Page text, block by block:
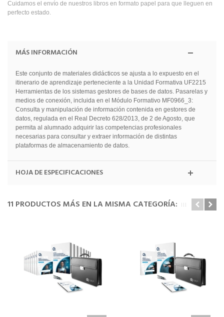
Cuidamos el envío de nuestros libros en formato papel para que lleguen en
perfecto estado.
MÁS INFORMACIÓN
Este conjunto de materiales didácticos se ajusta a lo expuesto en el
itinerario de aprendizaje perteneciente a la Unidad Formativa UF2215
Herramientas de los sistemas gestores de bases de datos. Pasarelas y
medios de conexión, incluida en el Módulo Formativo MF0966_3:
Consulta y manipulación de información contenida en gestores de
datos, regulada en el Real Decreto 628/2013, de 2 de Agosto, que
permita al alumnado adquirir las competencias profesionales
necesarias para consultar y extraer información de distintas
plataformas de almacenamiento de datos.
HOJA DE ESPECIFICACIONES
11 PRODUCTOS MÁS EN LA MISMA CATEGORÍA: